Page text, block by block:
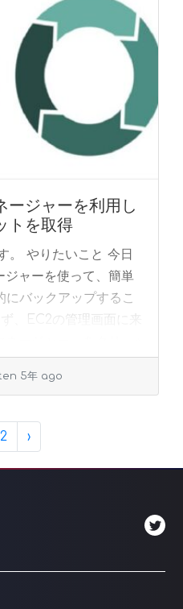
ージャーを利用し
トを取得
。 やりたいこと 今日
ジャーを使って、簡単
バックアップするこ
、EC2の管理画面に来
5年 ago
Page
Page
2 ›